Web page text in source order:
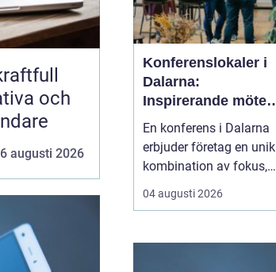
och
augusti 2026
Konferenslokaler i
Dalarna:
Inspirerande möten
i hjärtat av Sverige
En konferens i Dalarna
erbjuder företag en unik
kombination av fokus,
återhämtning och
gemensamma
både arbetsrelationer
04 augusti 2026